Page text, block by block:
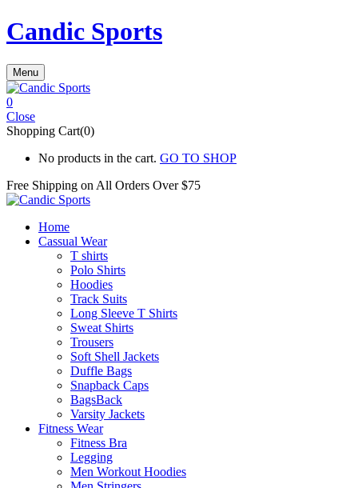
Candic Sports
Menu
0
Close
Shopping Cart(0)
No products in the cart. GO TO SHOP
Free Shipping on All Orders Over $75
Home
Cassual Wear
T shirts
Polo Shirts
Hoodies
Track Suits
Long Sleeve T Shirts
Sweat Shirts
Trousers
Soft Shell Jackets
Duffle Bags
Snapback Caps
BagsBack
Varsity Jackets
Fitness Wear
Fitness Bra
Legging
Men Workout Hoodies